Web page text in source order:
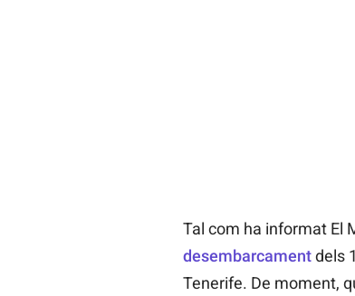
Tal com ha informat El
desembarcamentdels
Tenerife. De moment,